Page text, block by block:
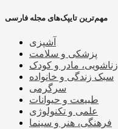
مهم‌ترین تایپک‌های مجله فارسی
آشپزی
پزشکی و سلامت
زناشویی، مادر و کودک
سبک زندگی و خانواده
سرگرمی
طبیعت و حیوانات
علمی و تکنولوژی
فرهنگی، هنر و سینما